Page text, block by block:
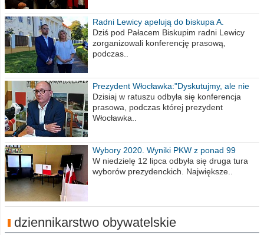
Radni Lewicy apelują do biskupa A.
Wiesława Meringa
Dziś pod Pałacem Biskupim radni Lewicy
zorganizowali konferencję prasową,
podczas..
Prezydent Włocławka:"Dyskutujmy, ale nie
obrażajmy się”
Dzisiaj w ratuszu odbyła się konferencja
prasowa, podczas której prezydent
Włocławka..
Wybory 2020. Wyniki PKW z ponad 99
procent obwodów
W niedzielę 12 lipca odbyła się druga tura
wyborów prezydenckich. Największe..
dziennikarstwo obywatelskie